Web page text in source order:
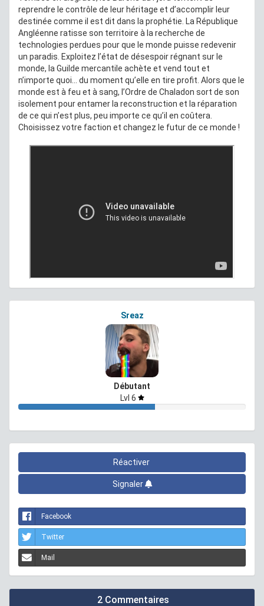
reprendre le contrôle de leur héritage et d’accomplir leur
destinée comme il est dit dans la prophétie. La République
Angléenne ratisse son territoire à la recherche de
technologies perdues pour que le monde puisse redevenir
un paradis. Exploitez l’état de désespoir régnant sur le
monde, la Guilde mercantile achète et vend tout et
n’importe quoi... du moment qu’elle en tire profit. Alors que le
monde est à feu et à sang, l’Ordre de Chaladon sort de son
isolement pour entamer la reconstruction et la réparation
de ce qui n’est plus, peu importe ce qu’il en coûtera.
Choisissez votre faction et changez le futur de ce monde !
Sreaz
Débutant
Lvl 6
Réactiver
Signaler
Facebook
Twitter
Mail
2 Commentaires